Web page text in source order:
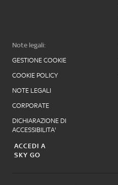
Note legali:
GESTIONE COOKIE
COOKIE POLICY
NOTE LEGALI
CORPORATE
DICHIARAZIONE DI
ACCESSIBILITA'
ACCEDI A
SKY GO